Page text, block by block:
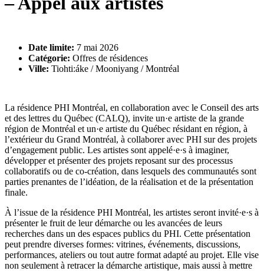
Date limite: 7 mai 2026
Catégorie: Offres de résidences
Ville: Tiohti:áke / Mooniyang / Montréal
La résidence PHI Montréal, en collaboration avec le Conseil des arts
et des lettres du Québec (CALQ), invite un·e artiste de la grande
région de Montréal et un·e artiste du Québec résidant en région, à
l’extérieur du Grand Montréal, à collaborer avec PHI sur des projets
d’engagement public. Les artistes sont appelé·e·s à imaginer,
développer et présenter des projets reposant sur des processus
collaboratifs ou de co-création, dans lesquels des communautés sont
parties prenantes de l’idéation, de la réalisation et de la présentation
finale.
À l’issue de la résidence PHI Montréal, les artistes seront invité·e·s à
présenter le fruit de leur démarche ou les avancées de leurs
recherches dans un des espaces publics du PHI. Cette présentation
peut prendre diverses formes: vitrines, événements, discussions,
performances, ateliers ou tout autre format adapté au projet. Elle vise
non seulement à retracer la démarche artistique, mais aussi à mettre